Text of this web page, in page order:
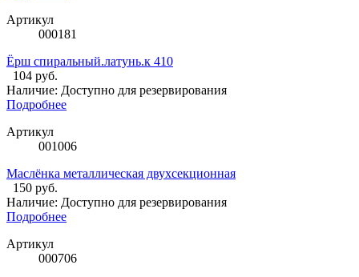
Артикул
000181
Ёрш спиральный.латунь.к 410
104 руб.
Наличие: Доступно для резервирования
Подробнее
Артикул
001006
Маслёнка металлическая двухсекционная
150 руб.
Наличие: Доступно для резервирования
Подробнее
Артикул
000706